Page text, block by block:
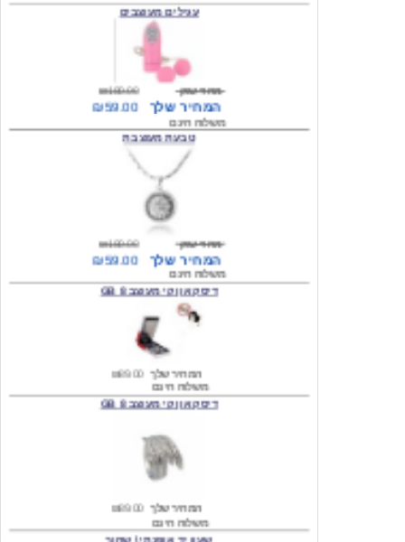
₪180.00 מחיר שוק
המחיר שלך
משלוח חינם
טבעת מעוצבת
המחיר שלך
משלוח חינם
דיסק און קי מעוצב 8 GB
₪89.00
המחיר שלך
משלוח חינם
דיסק און קי מעוצב 8 GB
המחיר שלך
שעון יד אופנתי \ שחור